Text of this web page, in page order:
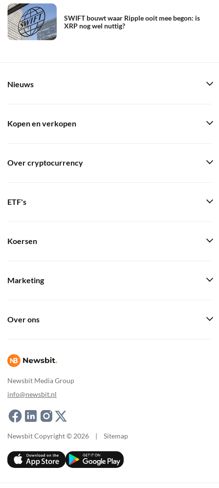
SWIFT bouwt waar Ripple ooit mee begon: is
XRP nog wel nuttig?
Newsbit Media Group
info@newsbit.nl
Nieuws
Kopen en verkopen
Over cryptocurrency
ETF's
Koersen
Marketing
Over ons
Newsbit Copyright © 2026 | Sitemap